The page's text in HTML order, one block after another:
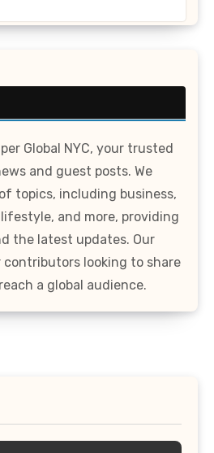
Global NYC, your trusted
and guest posts. We
topics, including business,
and more, providing
the latest updates. Our
looking to share
a global audience.